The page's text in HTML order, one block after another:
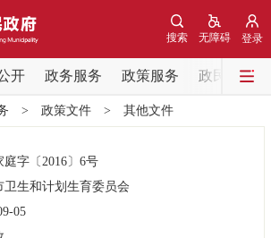
登录
无障碍
搜索
开 政务服务 政策服务 政民互动
国务院信息 中央部委动态
会议信息
> 政策文件> 其他文件
庭字〔2016〕 6号
卫生和计划生育委员会
05